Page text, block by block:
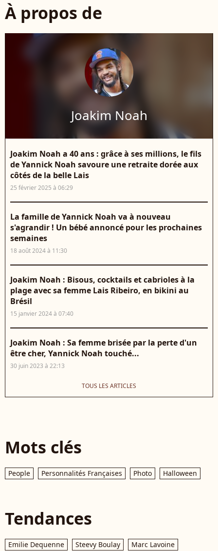
À propos de
Joakim Noah
Joakim Noah a 40 ans : grâce à ses millions, le fils
de Yannick Noah savoure une retraite dorée aux
côtés de la belle Lais
25 février 2025 à 06:29
La famille de Yannick Noah va à nouveau
s'agrandir ! Un bébé annoncé pour les prochaines
semaines
18 août 2024 à 11:30
Joakim Noah : Bisous, cocktails et cabrioles à la
plage avec sa femme Lais Ribeiro, en bikini au
Brésil
15 janvier 2024 à 07:40
Joakim Noah : Sa femme brisée par la perte d'un
être cher, Yannick Noah touché...
30 juin 2023 à 22:13
TOUS LES ARTICLES
Mots clés
People Personnalités Françaises Photo Halloween
Tendances
Emilie Dequenne Steevy Boulay
Marc Lavoine